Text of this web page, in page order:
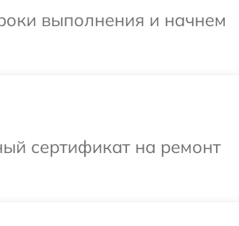
выполнения и начнем
сертификат на ремонт